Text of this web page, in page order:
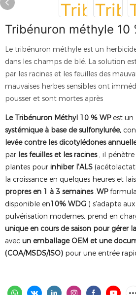
Tribénuron méthyle 10
Le tribénuron méthyle est un
dans les champs de blé. La solution
par les racines et les feuilles des
mauvaises herbes sensibles ont
pousser et sont mortes après
Le Tribénuron Méthyl 10 % WPest un
systémique à base de sulfonylurée,
levée contre les dicotylédones
par les feuilles et les racines, il pénètre
plantes pour inhiber l'ALS
la croissance en quelques heures et
propres en 1 à 3 semaines.WP
disponible en10% WDG ) s'adapte
pulvérisation modernes, prend en
unique en cours de saison pour gérer
avec un emballage OEM et une
(COA/MSDS/ISO) pour une entrée